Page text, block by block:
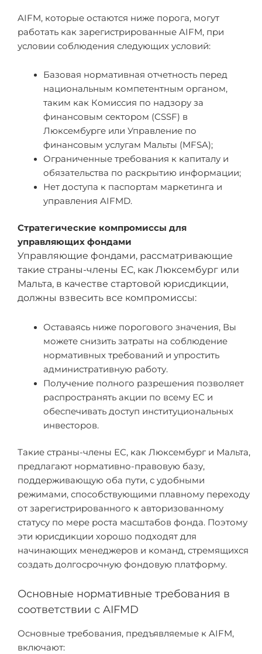
AIFM, которые остаются ниже порога, могут
работать как зарегистрированные AIFM, при
условии соблюдения следующих условий:
Базовая нормативная отчетность перед
национальным компетентным органом,
таким как Комиссия по надзору за
финансовым сектором (CSSF) в
Люксембурге или Управление по
финансовым услугам Мальты (MFSA);
Ограниченные требования к капиталу и
обязательства по раскрытию информации;
Нет доступа к паспортам маркетинга и
управления AIFMD.
Стратегические компромиссы для
управляющих фондами
Управляющие фондами, рассматривающие
такие страны-члены ЕС, как Люксембург или
Мальта, в качестве стартовой юрисдикции,
должны взвесить все компромиссы:
Оставаясь ниже порогового значения, Вы
можете снизить затраты на соблюдение
нормативных требований и упростить
административную работу.
Получение полного разрешения позволяет
распространять акции по всему ЕС и
обеспечивать доступ институциональных
инвесторов.
Такие страны-члены ЕС, как Люксембург и Мальта,
предлагают нормативно-правовую базу,
поддерживающую оба пути, с удобными
режимами, способствующими плавному переходу
от зарегистрированного к авторизованному
статусу по мере роста масштабов фонда. Поэтому
эти юрисдикции хорошо подходят для
начинающих менеджеров и команд, стремящихся
создать долгосрочную фондовую платформу.
Основные нормативные требования в
соответствии с AIFMD
Основные требования, предъявляемые к AIFM,
включают: